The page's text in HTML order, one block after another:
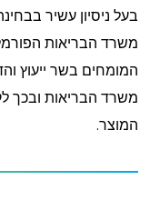
בעל ניסיון עשיר
משרד הבריאות
המומחים בשר ייעוץ
משרד הבריאות ובכך
המוצר.